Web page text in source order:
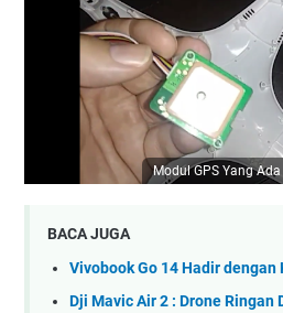
Modul GPS Yang
BACA JUGA
Vivobook Go 14 Hadir
Dji Mavic Air 2 : Drone Ringan